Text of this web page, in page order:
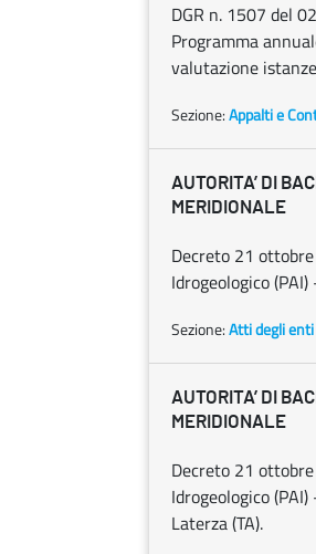
DGR n. 1507 del
Programma
valutazione
Sezione:Appalti e
AUTORITA’ DI
MERIDIONALE
Decreto 21
Idrogeologico
Sezione:Atti degli
AUTORITA’ DI
MERIDIONALE
Decreto 21
Idrogeologico
Laterza (TA).